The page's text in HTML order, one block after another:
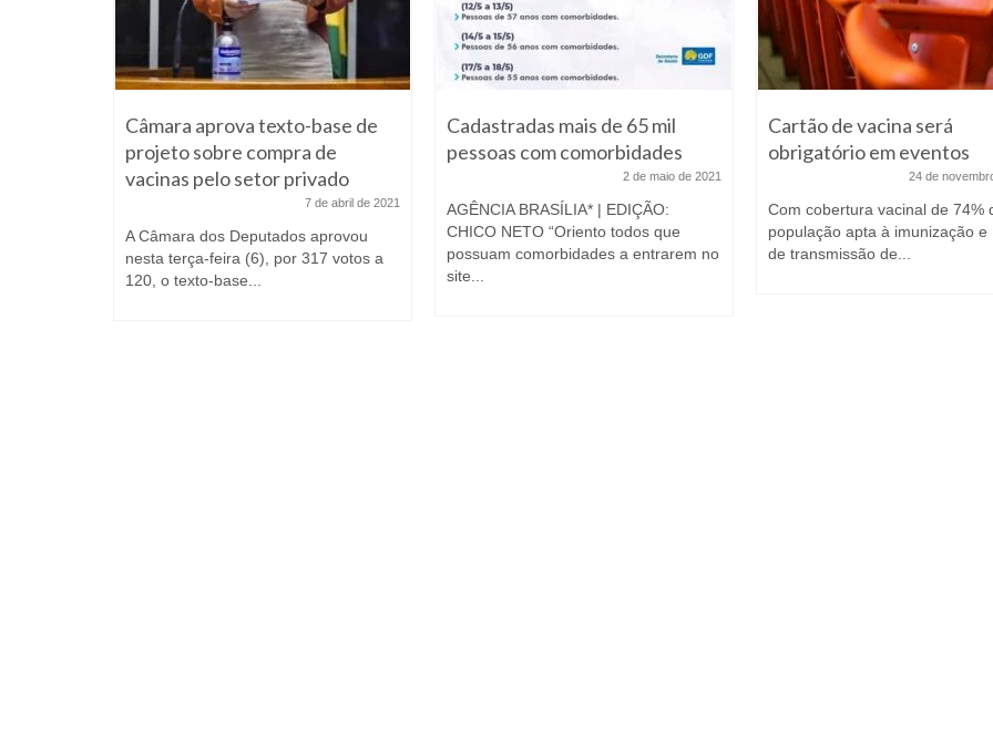
Câmara aprova texto-base de
projeto sobre compra de
vacinas pelo setor privado
7 de abril de 2021
A Câmara dos Deputados aprovou
nesta terça-feira (6), por 317 votos a
120, o texto-base...
Cadastradas mais de 65 mil
pessoas com comorbidades
2 de maio de 2021
AGÊNCIA BRASÍLIA* | EDIÇÃO:
CHICO NETO “Oriento todos que
possuam comorbidades a entrarem no
site...
Cartão de vacina será
obrigatório em eventos
24 de
Com cobertura vacinal de 74%
população apta à imunização e
de transmissão de...